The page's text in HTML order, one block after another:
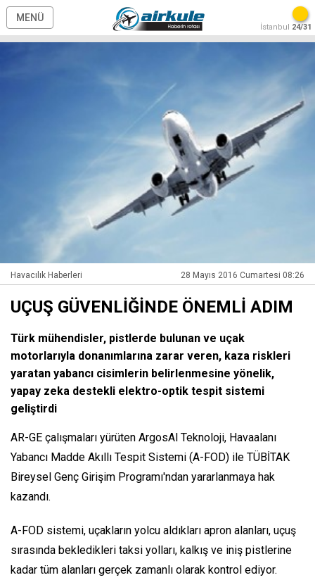
MENÜ
İstanbul 24/31
Havacılık Haberleri 28 Mayıs 2016 Cumartesi 08:26
UÇUŞ GÜVENLİĞİNDE ÖNEMLİ ADIM
Türk mühendisler, pistlerde bulunan ve uçak
motorlarıyla donanımlarına zarar veren, kaza riskleri
yaratan yabancı cisimlerin belirlenmesine yönelik,
yapay zeka destekli elektro-optik tespit sistemi
geliştirdi
AR-GE çalışmaları yürüten ArgosAl Teknoloji, Havaalanı
Yabancı Madde Akıllı Tespit Sistemi (A-FOD) ile TÜBİTAK
Bireysel Genç Girişim Programı'ndan yararlanmaya hak
kazandı.
A-FOD sistemi, uçakların yolcu aldıkları apron alanları, uçuş
sırasında bekledikleri taksi yolları, kalkış ve iniş pistlerine
kadar tüm alanları gerçek zamanlı olarak kontrol ediyor.